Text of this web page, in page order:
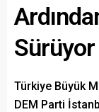
Sürüyor
Türkiye Büyük
DEM Parti